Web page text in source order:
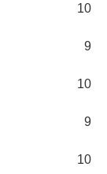
10
9
10
9
10